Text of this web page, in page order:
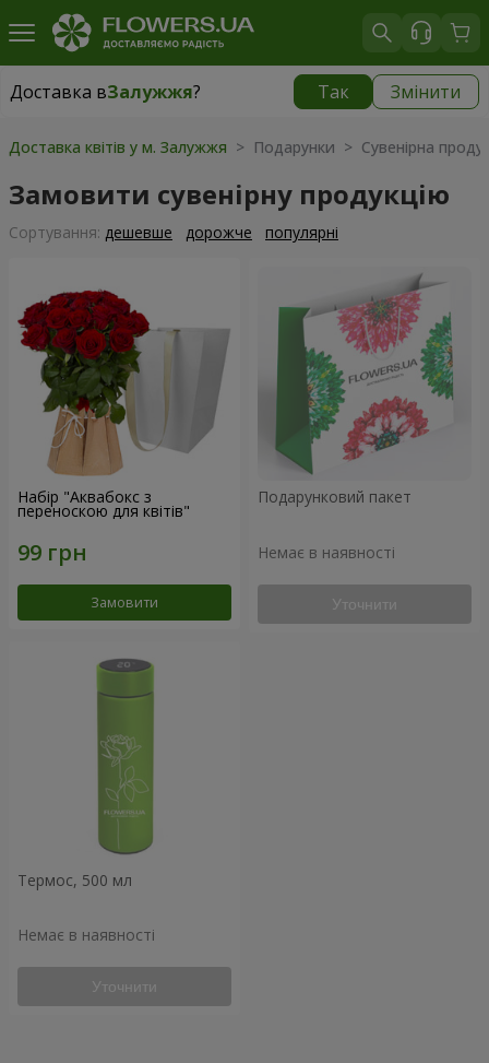
Доставка вЗалужжя? Так Змінити
Доставка вЗалужжя|
Доставка квітів у м. Залужжя > Подарунки > Сувенірна
Замовити сувенірну продукцію
Сортування: дешевше дорожче популярні
Набір "Аквабокс з
переноскою для квітів"
Замовити
Подарунковий пакет
Немає в наявності
Уточнити
Термос, 500 мл
Немає в наявності
Уточнити